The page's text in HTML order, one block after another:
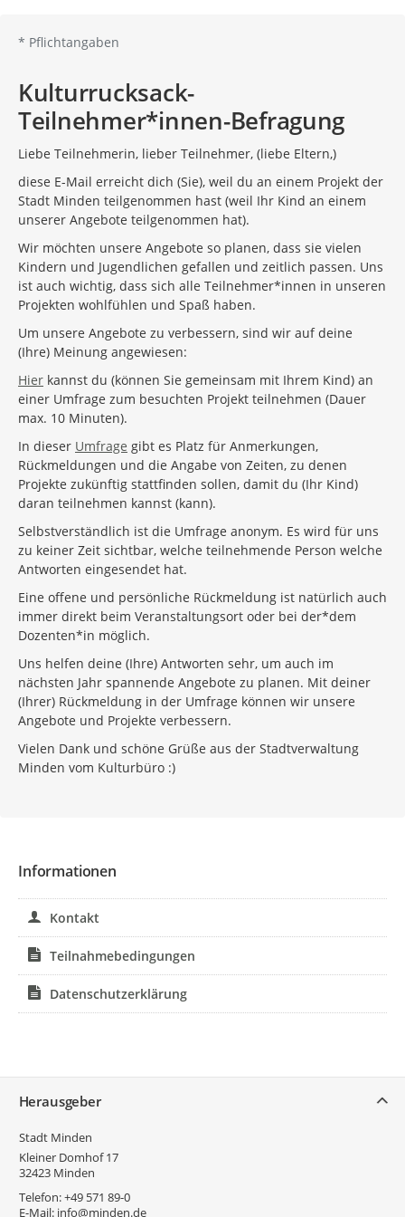
* Pflichtangaben
Kulturrucksack-
Teilnehmer*innen-Befragung
Liebe Teilnehmerin, lieber Teilnehmer, (liebe Eltern,)
diese E-Mail erreicht dich (Sie), weil du an einem Projekt der
Stadt Minden teilgenommen hast (weil Ihr Kind an einem
unserer Angebote teilgenommen hat).
Wir möchten unsere Angebote so planen, dass sie vielen
Kindern und Jugendlichen gefallen und zeitlich passen. Uns
ist auch wichtig, dass sich alle Teilnehmer*innen in unseren
Projekten wohlfühlen und Spaß haben.
Um unsere Angebote zu verbessern, sind wir auf deine
(Ihre) Meinung angewiesen:
Hier kannst du (können Sie gemeinsam mit Ihrem Kind) an
einer Umfrage zum besuchten Projekt teilnehmen (Dauer
max. 10 Minuten).
In dieser Umfrage gibt es Platz für Anmerkungen,
Rückmeldungen und die Angabe von Zeiten, zu denen
Projekte zukünftig stattfinden sollen, damit du (Ihr Kind)
daran teilnehmen kannst (kann).
Selbstverständlich ist die Umfrage anonym. Es wird für uns
zu keiner Zeit sichtbar, welche teilnehmende Person welche
Antworten eingesendet hat.
Eine offene und persönliche Rückmeldung ist natürlich auch
immer direkt beim Veranstaltungsort oder bei der*dem
Dozenten*in möglich.
Uns helfen deine (Ihre) Antworten sehr, um auch im
nächsten Jahr spannende Angebote zu planen. Mit deiner
(Ihrer) Rückmeldung in der Umfrage können wir unsere
Angebote und Projekte verbessern.
Vielen Dank und schöne Grüße aus der Stadtverwaltung
Minden vom Kulturbüro :)
Informationen
Kontakt
Teilnahmebedingungen
Datenschutzerklärung
Herausgeber
Stadt Minden
Kleiner Domhof 17
32423 Minden
Telefon:+49 571 89-0
E-Mail: info@minden.de